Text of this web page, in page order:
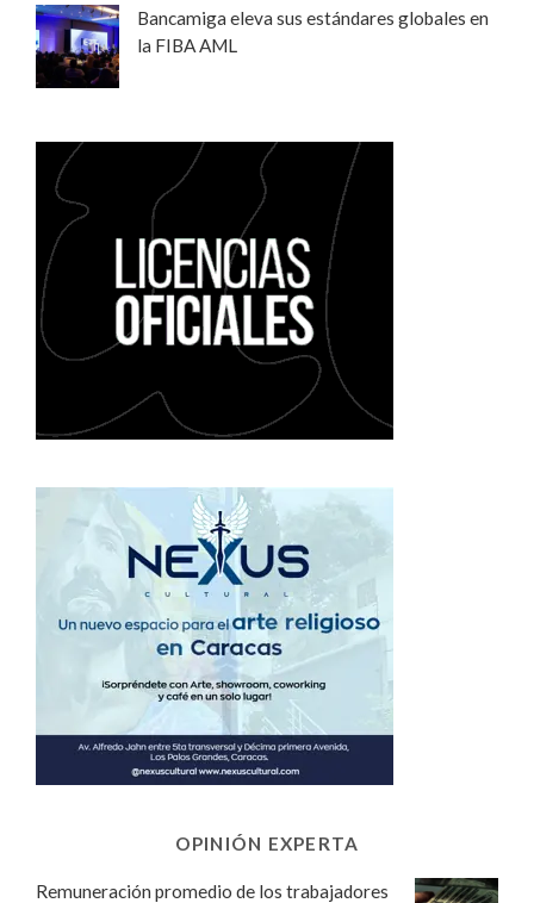
Bancamiga eleva sus estándares globales en
la FIBA AML
OPINIÓN EXPERTA
Remuneración promedio de los trabajadores